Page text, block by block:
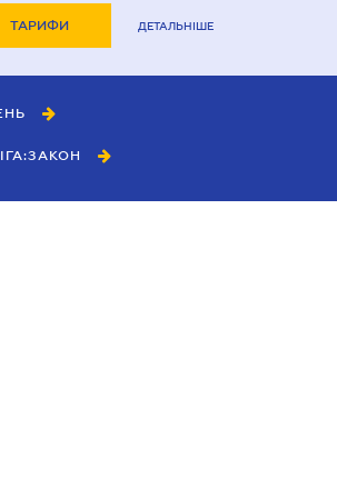
ТАРИФИ ДЕТАЛЬНІШЕ